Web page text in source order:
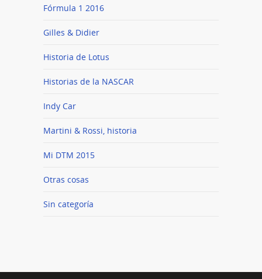
Fórmula 1 2016
Gilles & Didier
Historia de Lotus
Historias de la NASCAR
Indy Car
Martini & Rossi, historia
Mi DTM 2015
Otras cosas
Sin categoría